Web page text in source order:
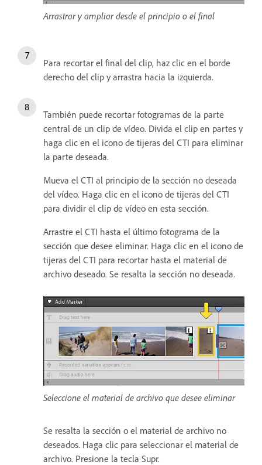
Arrastrar y ampliar desde el principio o el final
Para recortar el final del clip, haz clic en el borde
derecho del clip y arrastra hacia la izquierda.
También puede recortar fotogramas de la parte
central de un clip de vídeo. Divida el clip en partes y
haga clic en el icono de tijeras del CTI para eliminar
la parte deseada.
Mueva el CTI al principio de la sección no deseada
del vídeo. Haga clic en el icono de tijeras del CTI
para dividir el clip de vídeo en esta sección.
Arrastre el CTI hasta el último fotograma de la
sección que desee eliminar. Haga clic en el icono de
tijeras del CTI para recortar hasta el material de
archivo deseado. Se resalta la sección no deseada.
Seleccione el material de archivo que desee eliminar
Se resalta la sección o el material de archivo no
deseados. Haga clic para seleccionar el material de
archivo. Presione la tecla Supr.